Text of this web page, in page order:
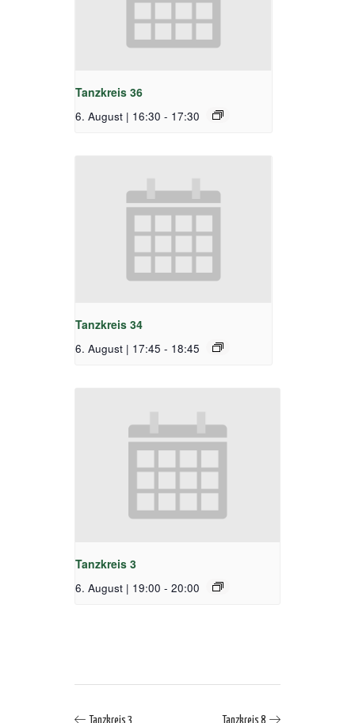
Tanzkreis 36
6. August | 16:30 - 17:30
Tanzkreis 34
6. August | 17:45 - 18:45
Tanzkreis 3
6. August | 19:00 - 20:00
Tanzkreis 3 Tanzkreis 8